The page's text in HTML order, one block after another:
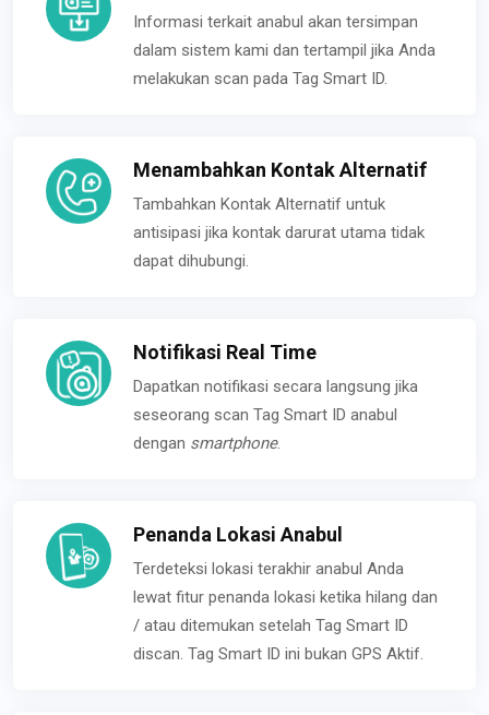
Informasi terkait anabul akan tersimpan
dalam sistem kami dan tertampil jika Anda
melakukan scan pada Tag Smart ID.
Menambahkan Kontak Alternatif
Tambahkan Kontak Alternatif untuk
antisipasi jika kontak darurat utama tidak
dapat dihubungi.
Notifikasi Real Time
Dapatkan notifikasi secara langsung jika
seseorang scan Tag Smart ID anabul
dengan smartphone.
Penanda Lokasi Anabul
Terdeteksi lokasi terakhir anabul Anda
lewat fitur penanda lokasi ketika hilang dan
/ atau ditemukan setelah Tag Smart ID
discan. Tag Smart ID ini bukan GPS Aktif.